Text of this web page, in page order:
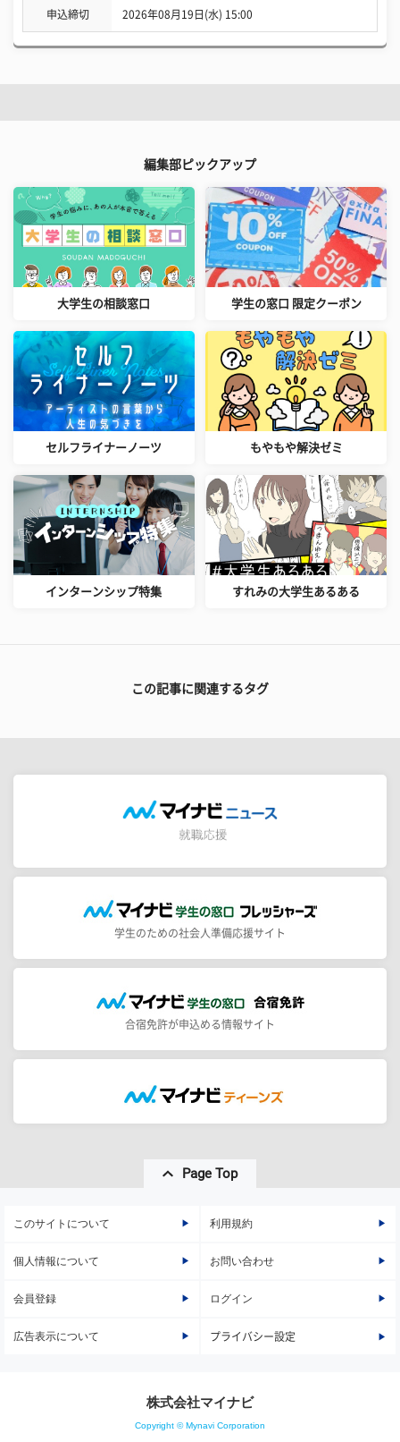
申込締切 2026年08月19日(水) 15:00
編集部ピックアップ
大学生の相談窓口 学生の窓口 限定クーポン
セルフライナーノーツ もやもや解決ゼミ
インターンシップ特集 すれみの大学生あるある
この記事に関連するタグ
学生のための社会人準備応援サイト
合宿免許が申込める情報サイト
Page Top
このサイトについて 利用規約
個人情報について お問い合わせ
会員登録 ログイン
広告表示について プライバシー設定
株式会社マイナビ
Copyright © Mynavi Corporation